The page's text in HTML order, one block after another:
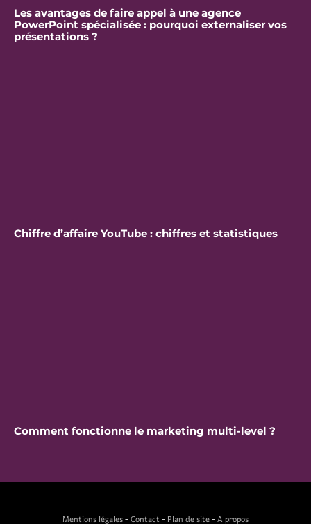
Les avantages de faire appel à une agence
PowerPoint spécialisée : pourquoi externaliser vos
présentations ?
Chiffre d’affaire YouTube : chiffres et statistiques
Comment fonctionne le marketing multi-level ?
Mentions légales-Contact-Plan de site-A propos